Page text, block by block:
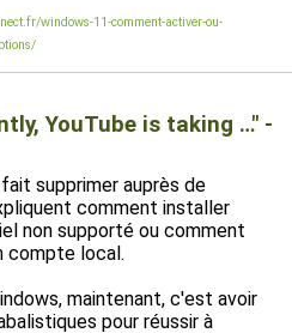
windows-11-comment-activer-ou-
YouTube is taking …" -
supprimer auprès de
comment installer
non supporté ou comment
compte local.
maintenant, c'est avoir
pour réussir à